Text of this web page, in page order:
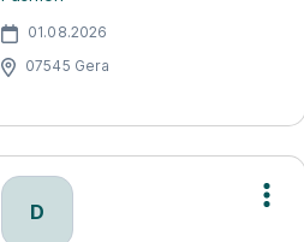
01.08.2026
07545 Gera
D